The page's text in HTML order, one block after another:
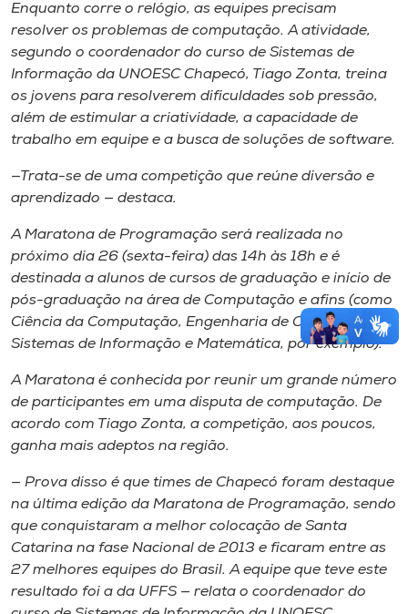
Enquanto corre o relógio, as equipes precisam
resolver os problemas de computação. A atividade,
segundo o coordenador do curso de Sistemas de
Informação da UNOESC Chapecó, Tiago Zonta, treina
os jovens para resolverem dificuldades sob pressão,
além de estimular a criatividade, a capacidade de
trabalho em equipe e a busca de soluções de software.
—Trata-se de uma competição que reúne diversão e
aprendizado — destaca.
A Maratona de Programação será realizada no
próximo dia 26 (sexta-feira) das 14h às 18h e é
destinada a alunos de cursos de graduação e início de
pós-graduação na área de Computação e afins (como
Ciência da Computação, Engenharia de Computação,
Sistemas de Informação e Matemática, por exemplo).
A Maratona é conhecida por reunir um grande número
de participantes em uma disputa de computação. De
acordo com Tiago Zonta, a competição, aos poucos,
ganha mais adeptos na região.
— Prova disso é que times de Chapecó foram destaque
na última edição da Maratona de Programação, sendo
que conquistaram a melhor colocação de Santa
Catarina na fase Nacional de 2013 e ficaram entre as
27 melhores equipes do Brasil. A equipe que teve este
resultado foi a da UFFS — relata o coordenador do